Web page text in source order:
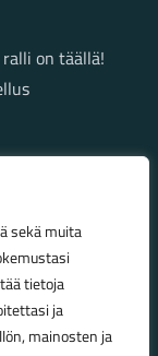
sekä muita
tietoja
ja
mainosten ja
on täällä!